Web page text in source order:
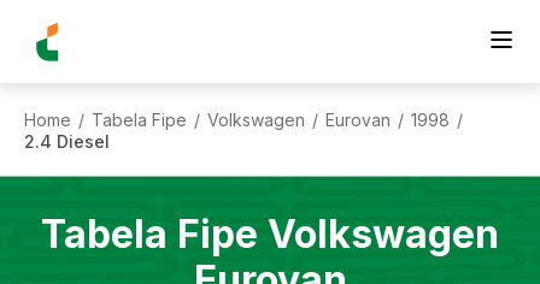
Home / Tabela Fipe / Volkswagen / Eurovan / 1998 /
2.4 Diesel
Tabela Fipe Volkswagen